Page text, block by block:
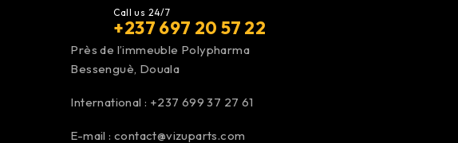
Call us 24/7
+237 697 20 57 22
Près de l’immeuble Polypharma
Bessenguè, Douala
International : +237 699 37 27 61
E-mail : contact@vizuparts.com